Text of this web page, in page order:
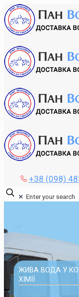
+38 (098)
✕
ЖИВА ВОДА У
ХІМІЇ